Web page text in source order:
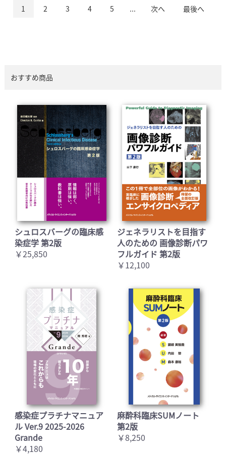
1 2 3 4 5 ... 次へ 最後へ
おすすめ商品
シュロスバーグの臨床感
染症学 第2版
￥25,850
ジェネラリストを目指す
人のための 画像診断パワ
フルガイド 第2版
￥12,100
感染症プラチナマニュア
ル Ver.9 2025-2026
Grande
￥4,180
麻酔科臨床SUMノート
第2版
￥8,250